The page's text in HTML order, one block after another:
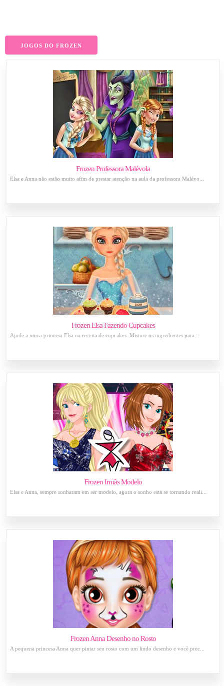
JOGOS DO FROZEN
Frozen Professora Malévola
Elsa e Anna não estão muito afim de prestar atenção na aula da professora Malévo...
Frozen Elsa Fazendo Cupcakes
Ajude a nossa princesa Elsa na receita de cupcakes. Misture os ingredientes para...
Frozen Irmãs Modelo
Elsa e Anna, sempre sonharam em ser modelo, agora o sonho esta se tornando reali...
Frozen Anna Desenho no Rosto
A pequena princesa Anna quer pintar seu rosto com um lindo desenho e você prec...